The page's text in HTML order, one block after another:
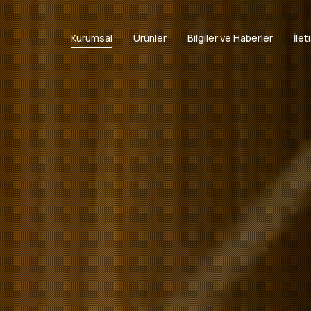
Kurumsal Ürünler Bilgiler ve Haberler